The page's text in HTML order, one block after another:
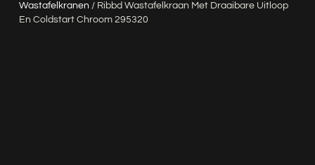
Wastafelkranen / Ribbd Wastafelkraan Met Draaibare Uitloop
En Coldstart Chroom 295320